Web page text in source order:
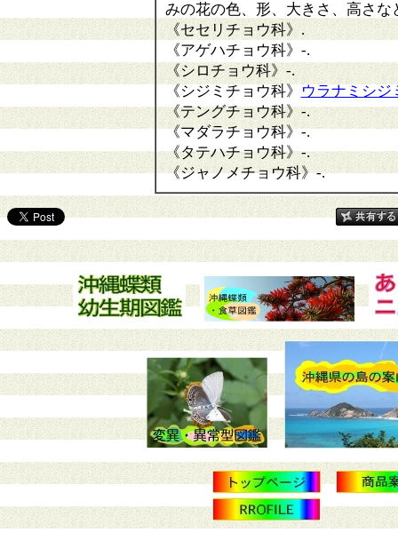
みの花の色、形、大きさ、高さ
《セセリチョウ科》.
《アゲハチョウ科》 -.
《シロチョウ科》 -.
《シジミチョウ科》 ウラナミシジ
《テングチョウ科》-.
《マダラチョウ科》-.
《タテハチョウ科》-.
《ジャノメチョウ科》-.